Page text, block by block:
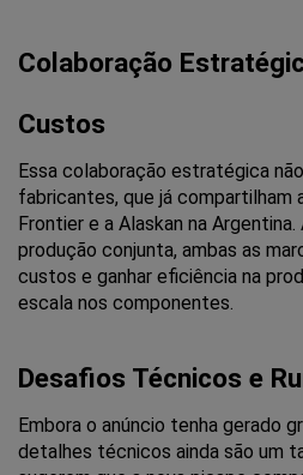
Colaboração
Custos
Essa colaboração estratégica
fabricantes, que já compartilham
Frontier e a Alaskan na
produção conjunta, ambas as
custos e ganhar eficiência na
escala nos componentes.
Desafios Técnicos e
Embora o anúncio tenha gerado
detalhes técnicos ainda são um